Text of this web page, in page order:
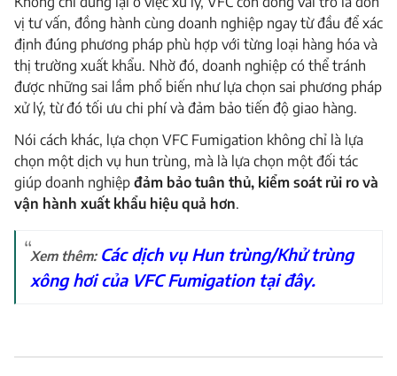
vị tư vấn, đồng hành cùng doanh nghiệp ngay từ đầu để xác
định đúng phương pháp phù hợp với từng loại hàng hóa và
thị trường xuất khẩu. Nhờ đó, doanh nghiệp có thể tránh
được những sai lầm phổ biến như lựa chọn sai phương pháp
xử lý, từ đó tối ưu chi phí và đảm bảo tiến độ giao hàng.
Nói cách khác, lựa chọn VFC Fumigation không chỉ là lựa
chọn một dịch vụ hun trùng, mà là lựa chọn một đối tác
giúp doanh nghiệp đảm bảo tuân thủ, kiểm soát rủi ro và
vận hành xuất khẩu hiệu quả hơn.
Xem thêm: Các dịch vụ Hun trùng/Khử trùng
xông hơi của VFC Fumigation tại đây.